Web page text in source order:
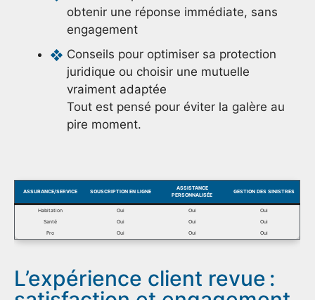
obtenir une réponse immédiate, sans
engagement
Conseils pour optimiser sa protection
juridique ou choisir une mutuelle
vraiment adaptée
Tout est pensé pour éviter la galère au
pire moment.
ASSURANCE/SERVICE SOUSCRIPTION EN LIGNE
ASSISTANCE
PERSONNALISÉE
GESTION DES SINISTRES
Habitation Oui Oui
Oui
Santé
Oui Oui
Oui
Pro
Oui Oui Oui
L’expérience client revue :